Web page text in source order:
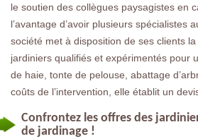
le soutien des collègues paysagistes en
l’avantage d’avoir plusieurs spécialistes
société met à disposition de ses clients
jardiniers qualifiés et expérimentés pour
de haie, tonte de pelouse, abattage
coûts de l’intervention, elle établit un
Confrontez les offres des
de jardinage !